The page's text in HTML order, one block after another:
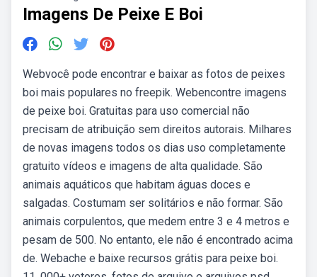
Imagens De Peixe E Boi
Webvocê pode encontrar e baixar as fotos de peixes
boi mais populares no freepik. Webencontre imagens
de peixe boi. Gratuitas para uso comercial não
precisam de atribuição sem direitos autorais. Milhares
de novas imagens todos os dias uso completamente
gratuito vídeos e imagens de alta qualidade. São
animais aquáticos que habitam águas doces e
salgadas. Costumam ser solitários e não formar. São
animais corpulentos, que medem entre 3 e 4 metros e
pesam de 500. No entanto, ele não é encontrado acima
de. Webache e baixe recursos grátis para peixe boi.